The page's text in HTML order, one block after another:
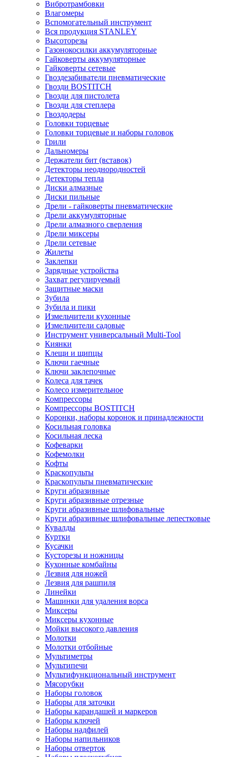
Вибротрамбовки
Влагомеры
Вспомогательный инструмент
Вся продукция STANLEY
Высоторезы
Газонокосилки аккумуляторные
Гайковерты аккумуляторные
Гайковерты сетевые
Гвоздезабиватели пневматические
Гвозди BOSTITCH
Гвозди для пистолета
Гвозди для степлера
Гвоздодеры
Головки торцевые
Головки торцевые и наборы головок
Грили
Дальномеры
Держатели бит (вставок)
Детекторы неоднородностей
Детекторы тепла
Диски алмазные
Диски пильные
Дрели - гайковерты пневматические
Дрели аккумуляторные
Дрели алмазного сверления
Дрели миксеры
Дрели сетевые
Жилеты
Заклепки
Зарядные устройства
Захват регулируемый
Защитные маски
Зубила
Зубила и пики
Измельчители кухонные
Измельчители садовые
Инструмент универсальный Multi-Tool
Киянки
Клещи и щипцы
Ключи гаечные
Ключи заклепочные
Колеса для тачек
Колесо измерительное
Компрессоры
Компрессоры BOSTITCH
Коронки, наборы коронок и принадлежности
Косильная головка
Косильная леска
Кофеварки
Кофемолки
Кофты
Краскопульты
Краскопульты пневматические
Круги абразивные
Круги абразивные отрезные
Круги абразивные шлифовальные
Круги абразивные шлифовальные лепестковые
Кувалды
Куртки
Кусачки
Кусторезы и ножницы
Кухонные комбайны
Лезвия для ножей
Лезвия для рашпиля
Линейки
Машинки для удаления ворса
Миксеры
Миксеры кухонные
Мойки высокого давления
Молотки
Молотки отбойные
Мультиметры
Мультипечи
Мультифункциональный инструмент
Мясорубки
Наборы головок
Наборы для заточки
Наборы карандашей и маркеров
Наборы ключей
Наборы надфилей
Наборы напильников
Наборы отверток